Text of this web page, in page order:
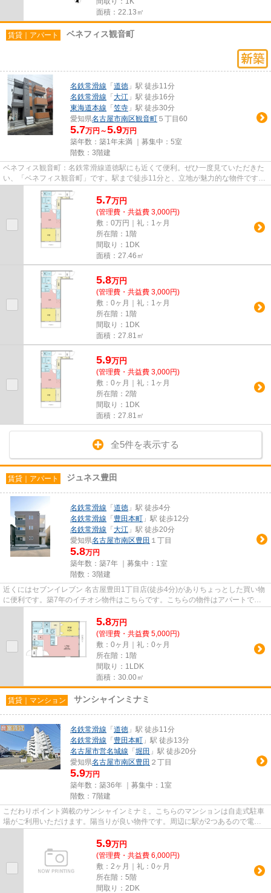
面積：22.13㎡
賃貸｜アパート ベネフィス観音町
名鉄常滑線 「 道徳 」駅 徒歩11分
名鉄常滑線 「 大江 」駅 徒歩16分
東海道本線 「 笠寺 」駅 徒歩30分
愛知県名古屋市南区観音町 ５丁目60
5.7万円～5.9万円
築年数：築1年未満 ｜募集中： 5室
階数：3階建
ベネフィス観音町：名鉄常滑線道徳駅にも近くて便利。ぜひ一度見ていただきた
い、「ベネフィス観音町」です。駅まで徒歩11分と、立地が魅力的な物件です。
一階にあるので人の目は気に...
5.7万円
(管理費・共益費 3,000円)
敷：0万円｜礼：1ヶ月
所在階：1階
間取り：1DK
面積：27.46㎡
5.8万円
(管理費・共益費 3,000円)
敷：0ヶ月｜礼：1ヶ月
所在階：1階
間取り：1DK
面積：27.81㎡
5.9万円
(管理費・共益費 3,000円)
敷：0ヶ月｜礼：1ヶ月
所在階：2階
間取り：1DK
面積：27.81㎡
全5件を表示する
賃貸｜アパート ジュネス豊田
名鉄常滑線 「 道徳 」駅 徒歩4分
名鉄常滑線 「 豊田本町 」駅 徒歩12分
名鉄常滑線 「 大江 」駅 徒歩20分
愛知県名古屋市南区豊田 １丁目
5.8万円
築年数：築7年 ｜募集中： 1室
階数：3階建
近くにはセブンイレブン 名古屋豊田1丁目店(徒歩4分)がありちょっとした買い物
に便利です。築7年のイチオシ物件はこちらです。こちらの物件はアパートで
5.8万円
(管理費・共益費 5,000円)
敷：0ヶ月｜礼：0ヶ月
所在階：1階
間取り：1LDK
面積：30.00㎡
賃貸｜マンション サンシャインミナミ
名鉄常滑線 「 道徳 」駅 徒歩11分
名鉄常滑線 「 豊田本町 」駅 徒歩13分
名古屋市営名城線 「 堀田 」駅 徒歩20分
愛知県名古屋市南区豊田 ２丁目
5.9万円
築年数：築36年 ｜募集中： 1室
階数：7階建
こだわりポイント満載のサンシャインミナミ。こちらのマンションは自走式駐車
場がご利用いただけます。陽当りが良い物件です。周辺に駅が2つあるので電車
5.9万円
(管理費・共益費 6,000円)
敷：2ヶ月｜礼：0ヶ月
所在階：5階
間取り：2DK